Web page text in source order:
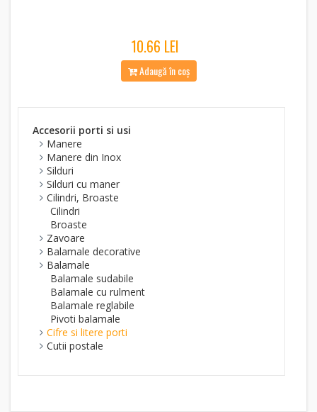
10.66 LEI
Adaugă în coș
Accesorii porti si usi
Manere
Manere din Inox
Silduri
Silduri cu maner
Cilindri, Broaste
Cilindri
Broaste
Zavoare
Balamale decorative
Balamale
Balamale sudabile
Balamale cu rulment
Balamale reglabile
Pivoti balamale
Cifre si litere porti
Cutii postale